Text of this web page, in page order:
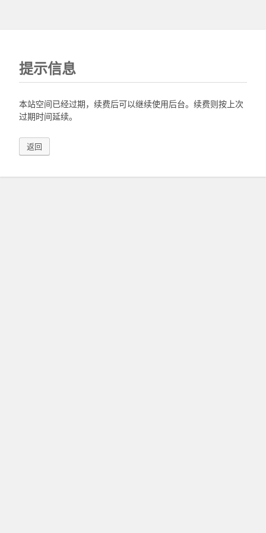
提示信息
本站空间已经过期，续费后可以继续使用后台。续费则按上次
过期时间延续。
返回